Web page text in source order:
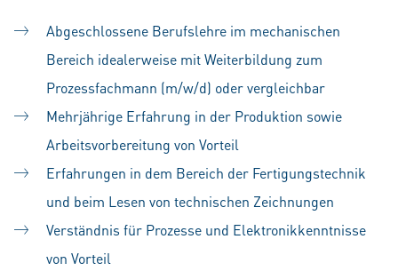
Abgeschlossene Berufslehre im mechanischen
Bereich idealerweise mit Weiterbildung zum
Prozessfachmann (m/w/d) oder vergleichbar
Mehrjährige Erfahrung in der Produktion sowie
Arbeitsvorbereitung von Vorteil
Erfahrungen in dem Bereich der Fertigungstechnik
und beim Lesen von technischen Zeichnungen
Verständnis für Prozesse und Elektronikkenntnisse
von Vorteil